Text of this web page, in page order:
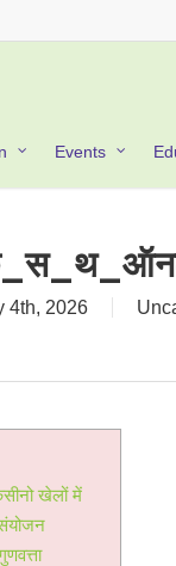
Events
4th, 2026
खेलों में